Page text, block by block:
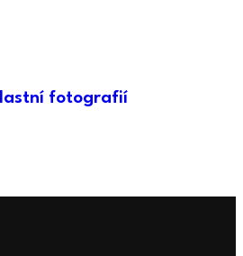
fotografií